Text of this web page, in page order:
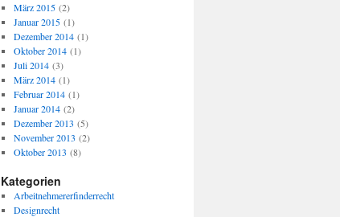
März 2015(2)
Januar 2015(1)
Dezember 2014(1)
Oktober 2014(1)
Juli 2014(3)
März 2014(1)
Februar 2014(1)
Januar 2014(2)
Dezember 2013 (5)
November 2013 (2)
Oktober 2013 (8)
Kategorien
Arbeitnehmererfinderrecht
Designrecht